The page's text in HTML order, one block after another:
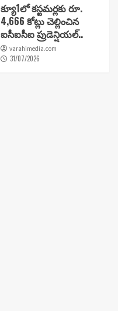
క్యూ1లో కస్టమర్లకు రూ.
4,666 కోట్లు చెల్లించిన
ఐసీఐసీఐ ప్రుడెన్షియల్..
varahimedia.com
31/07/2026